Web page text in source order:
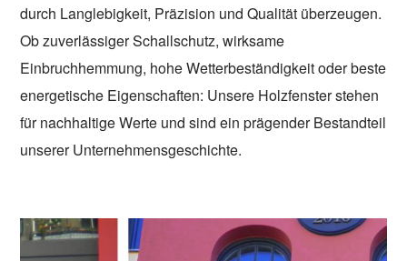
durch Langlebigkeit, Präzision und Qualität überzeugen.
Ob zuverlässiger Schallschutz, wirksame
Einbruchhemmung, hohe Wetterbeständigkeit oder beste
energetische Eigenschaften: Unsere Holzfenster stehen
für nachhaltige Werte und sind ein prägender Bestandteil
unserer Unternehmensgeschichte.